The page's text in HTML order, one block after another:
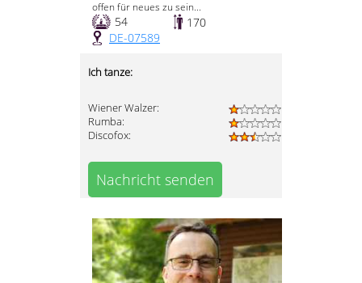
offen für neues zu sein...
54
170
DE-07589
Ich tanze:
Wiener Walzer:
Rumba:
Discofox:
Nachricht senden